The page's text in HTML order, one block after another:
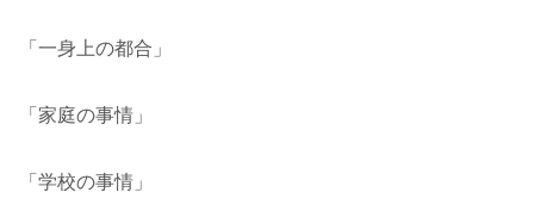
「一身上の都合」
「家庭の事情」
「学校の事情」